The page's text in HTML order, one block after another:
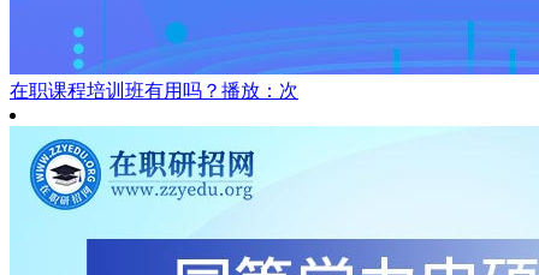
在职课程培训班有用吗？ 播放：次